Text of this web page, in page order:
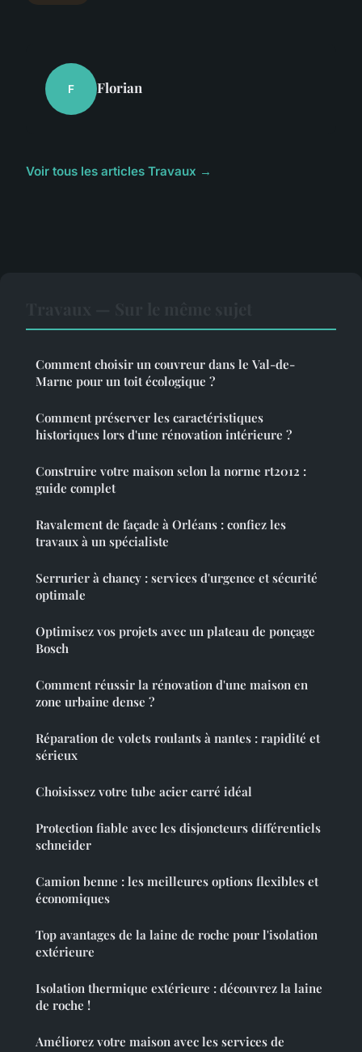
F Florian
Voir tous les articles Travaux →
Comment choisir un couvreur dans le Val-de-
Marne pour un toit écologique ?
Comment préserver les caractéristiques
historiques lors d'une rénovation intérieure ?
Construire votre maison selon la norme rt2012 :
guide complet
Ravalement de façade à Orléans : confiez les
travaux à un spécialiste
Serrurier à chancy : services d'urgence et sécurité
optimale
Optimisez vos projets avec un plateau de ponçage
Bosch
Comment réussir la rénovation d'une maison en
zone urbaine dense ?
Réparation de volets roulants à nantes : rapidité et
sérieux
Choisissez votre tube acier carré idéal
Protection fiable avec les disjoncteurs différentiels
schneider
Camion benne : les meilleures options flexibles et
économiques
Top avantages de la laine de roche pour l'isolation
extérieure
Isolation thermique extérieure : découvrez la laine
de roche !
Améliorez votre maison avec les services de